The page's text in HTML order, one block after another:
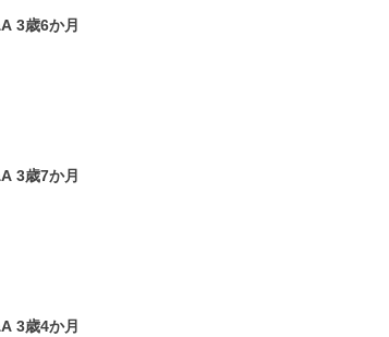
【小児科医監修】 子どもの体と心の気になるQ&A 3歳6か月
【小児科医監修】 子どもの体と心の気になるQ&A 3歳7か月
【小児科医監修】 子どもの体と心の気になるQ&A 3歳4か月